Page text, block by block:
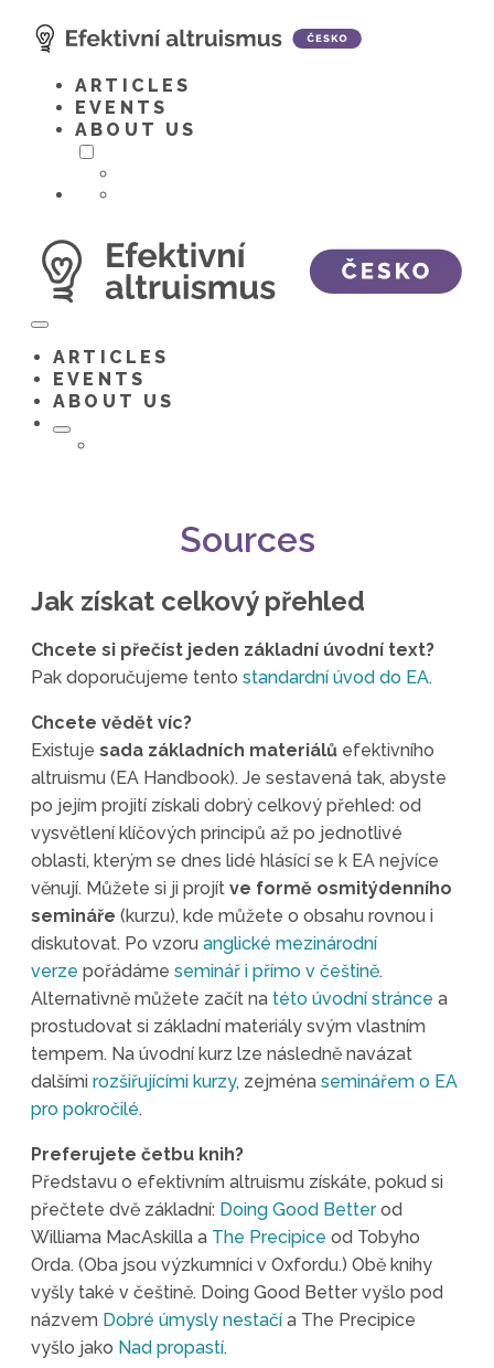
content
ARTICLES
EVENTS
ABOUT US
Toggle
menu
ARTICLES
EVENTS
ABOUT US
Toggle
menu
Sources
Jak získat celkový přehled
Chcete si přečíst jeden základní úvodní text?
Pak doporučujeme tento standardní úvod do EA.
Chcete vědět víc?
Existuje sada základních materiálů efektivního
altruismu (EA Handbook). Je sestavená tak, abyste
po jejím projití získali dobrý celkový přehled: od
vysvětlení klíčových principů až po jednotlivé
oblasti, kterým se dnes lidé hlásící se k EA nejvíce
věnují. Můžete si ji projít ve formě osmitýdenního
semináře (kurzu), kde můžete o obsahu rovnou i
diskutovat. Po vzoru anglické mezinárodní
verze pořádáme seminář i přímo v češtině.
Alternativně můžete začít na této úvodní stránce a
prostudovat si základní materiály svým vlastním
tempem. Na úvodní kurz lze následně navázat
dalšími rozšiřujícími kurzy, zejména seminářem o EA
pro pokročilé.
Preferujete četbu knih?
Představu o efektivním altruismu získáte, pokud si
přečtete dvě základní: Doing Good Betterod
Williama MacAskilla a The Precipice od Tobyho
Orda. (Oba jsou výzkumníci v Oxfordu.) Obě knihy
vyšly také v češtině. Doing Good Better vyšlo pod
názvem Dobré úmysly nestačí a The Precipice
vyšlo jako Nad propastí.